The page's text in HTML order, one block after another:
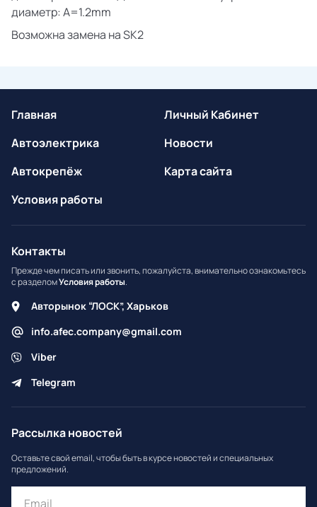
диаметр:A=1.2mm
Возможна замена наSK2
Главная
Автоэлектрика
Автокрепёж
Условия работы
Личный Кабинет
Новости
Карта сайта
Контакты
Прежде чем писать или звонить, пожалуйста, внимательно ознакомьтесь
с разделомУсловия работы.
Авторынок “ЛОСК”, Харьков
info.afec.company@gmail.com
Viber
Telegram
Рассылка новостей
Оставьте свой email, чтобы быть в курсе новостей и специальных
предложений.